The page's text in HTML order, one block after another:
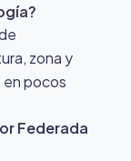
zona y
en pocos
Federada